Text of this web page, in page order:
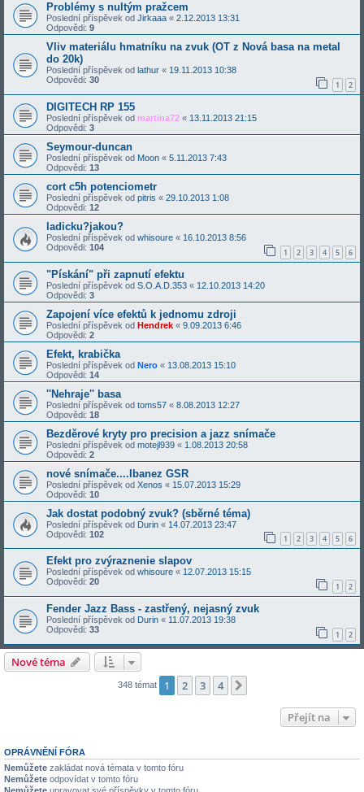
Problémy s nultým pražcem
Poslední příspěvek od Jirkaaa « 2.12.2013 13:31
Odpovědi: 9
Vliv materiálu hmatníku na zvuk (OT z Nová basa na metal
do 20k)
Poslední příspěvek od lathur « 19.11.2013 10:38
Odpovědi: 30 1 2
DIGITECH RP 155
Poslední příspěvek od martina72 « 13.11.2013 21:15
Odpovědi: 3
Seymour-duncan
Poslední příspěvek od Moon « 5.11.2013 7:43
Odpovědi: 13
cort c5h potenciometr
Poslední příspěvek od pitris « 29.10.2013 1:08
Odpovědi: 12
ladicku?jakou?
Poslední příspěvek od whisoure « 16.10.2013 8:56
Odpovědi: 104 1 2 3 4 5 6
"Pískání" při zapnutí efektu
Poslední příspěvek od S.O.A.D.353 « 12.10.2013 14:20
Odpovědi: 3
Zapojení více efektů k jednomu zdroji
Poslední příspěvek od Hendrek « 9.09.2013 6:46
Odpovědi: 2
Efekt, krabička
Poslední příspěvek od Nero « 13.08.2013 15:10
Odpovědi: 14
''Nehraje'' basa
Poslední příspěvek od toms57 « 8.08.2013 12:27
Odpovědi: 18
Bezděrové kryty pro precision a jazz snímače
Poslední příspěvek od motejl939 « 1.08.2013 20:58
Odpovědi: 2
nové snímače....Ibanez GSR
Poslední příspěvek od Xenos « 15.07.2013 15:29
Odpovědi: 10
Jak dostat podobný zvuk? (sběrné téma)
Poslední příspěvek od Durin « 14.07.2013 23:47
Odpovědi: 102 1 2 3 4 5 6
Efekt pro zvýraznenie slapov
Poslední příspěvek od whisoure « 12.07.2013 15:15
Odpovědi: 20 1 2
Fender Jazz Bass - zastřený, nejasný zvuk
Poslední příspěvek od Durin « 11.07.2013 19:38
Odpovědi: 33 1 2
Nové téma
348 témat 1 2 3 4
Přejít na
OPRÁVNĚNÍ FÓRA
Nemůžete zakládat nová témata v tomto fóru
Nemůžete odpovídat v tomto fóru